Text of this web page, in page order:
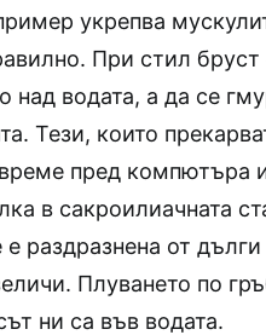
укрепва
При стил
над водата, а да се
Тези, които
пред
в сакроилиачната
е раздразнена от
Плуването по
ни са във водата.